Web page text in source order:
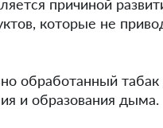
причиной
которые не
обработанный
и образования дыма.